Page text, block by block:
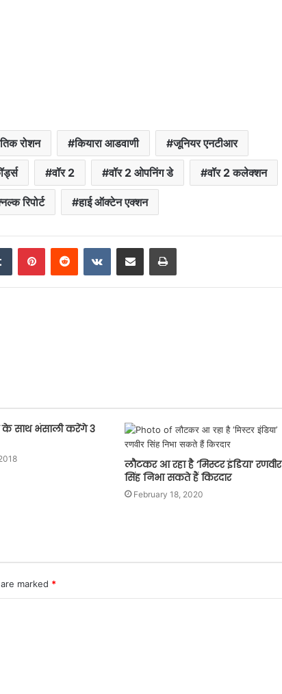
रोशन कियारा आडवाणी जूनियर एनटीआर
वॉर 2 वॉर 2 ओपनिंग डे वॉर 2 कलेक्शन
रिपोर्ट हाई ऑक्टेन एक्शन
Tumblr PinterestReddit VKontakteShare via Email Print
के साथ भंसाली करेंगे 3
लौटकर आ रहा है ‘मिस्टर इंडिया’ रणवीर
सिंह निभा सकते हैं किरदार
February 18, 2020
marked *